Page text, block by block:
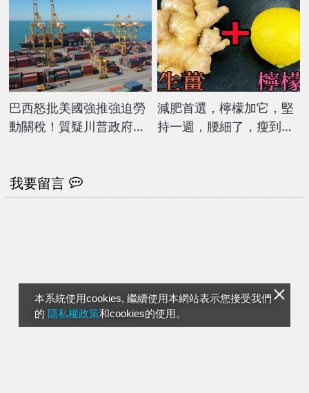
本系統使用cookies, 繼續使用本網站表示您接受我們
的 隱私權政策和cookies的使用。
巴西怒批美國強推強迫勞
動關稅！質疑川普政府假
減肥首選，檸檬加它，堅
持一週，腰細了，瘦到你
我要留言